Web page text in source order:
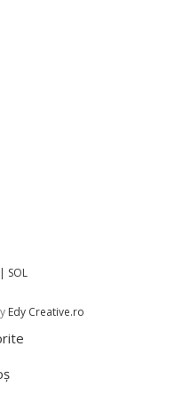
SOL
Edy Creative.ro